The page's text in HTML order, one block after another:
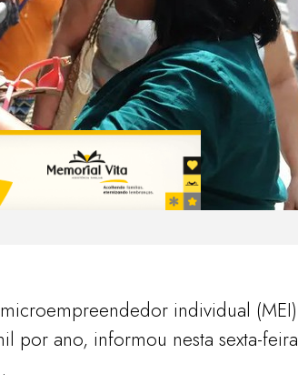
individual (MEI)
por ano, informou nesta sexta-feira